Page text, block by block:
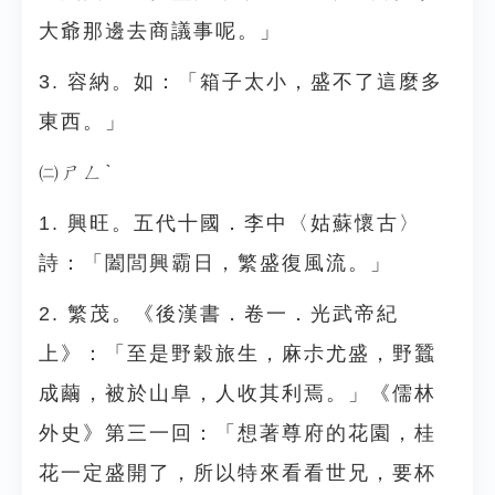
大爺那邊去商議事呢。」
3. 容納。如：「箱子太小，盛不了這麼多
東西。」
㈡ㄕㄥˋ
1. 興旺。五代十國．李中〈姑蘇懷古〉
詩：「闔閭興霸日，繁盛復風流。」
2. 繁茂。《後漢書．卷一．光武帝紀
上》：「至是野穀旅生，麻尗尤盛，野蠶
成繭，被於山阜，人收其利焉。」《儒林
外史》第三一回：「想著尊府的花園，桂
花一定盛開了，所以特來看看世兄，要杯